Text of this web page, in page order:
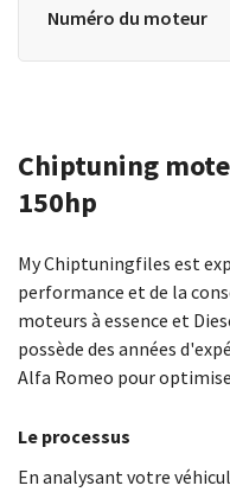
Numéro du moteur
Chiptuning
150hp
My Chiptuningfiles est
performance et de la
moteurs à essence et
possède des années
Alfa Romeo pour
Le processus
En analysant votre